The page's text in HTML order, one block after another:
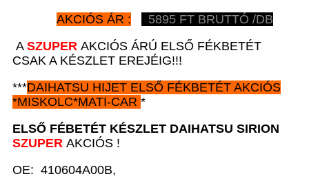
AKCIÓS ÁR :
5895 FT BRUTTÓ /DB
A SZUPER AKCIÓS ÁRÚ ELSŐ FÉKBETÉT
CSAK A KÉSZLET EREJÉIG!!!
***DAIHATSU HIJET ELSŐ FÉKBETÉT AKCIÓS
*MISKOLC*MATI-CAR *
ELSŐ FÉBETÉT KÉSZLET DAIHATSU SIRION
SZUPER AKCIÓS !
OE: 410604A00B,